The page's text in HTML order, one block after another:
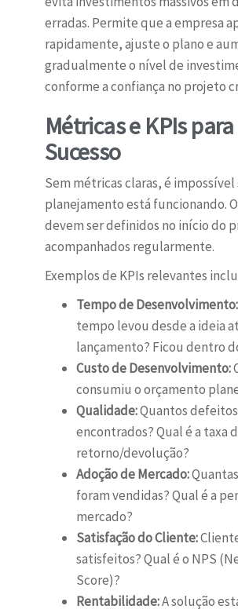
erradas. Permite que a empresa
rapidamente, ajuste o plano e
gradualmente o nível de
conforme a confiança no projeto
Métricas e KPIs
Sucesso
Sem métricas claras, é impossível
planejamento está funcionando.
devem ser definidos no início do
acompanhados regularmente.
Exemplos de KPIs relevantes
Tempo de Desenvolvimento:
tempo levou desde a ideia
lançamento? Ficou dentro
Custo de Desenvolvimento:
consumiu o orçamento
Qualidade:Quantos
encontrados? Qual é a taxa
retorno/devolução?
Adoção de Mercado:
foram vendidas? Qual é a
mercado?
Satisfação do Cliente:
satisfeitos? Qual é o NPS
Score)?
Rentabilidade:A solução